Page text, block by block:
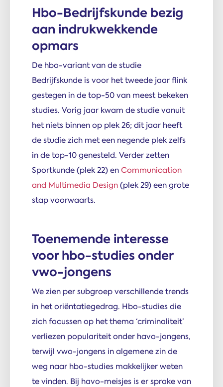
Hbo-Bedrijfskunde bezig
aan indrukwekkende
opmars
De hbo-variant van de studie
Bedrijfskunde is voor het tweede jaar flink
gestegen in de top-50 van meest bekeken
studies. Vorig jaar kwam de studie vanuit
het niets binnen op plek 26; dit jaar heeft
de studie zich met een negende plek zelfs
in de top-10 genesteld. Verder zetten
Sportkunde (plek 22) enCommunication
and Multimedia Design(plek 29) een grote
stap voorwaarts.
Toenemende interesse
voor hbo-studies onder
vwo-jongens
We zien per subgroep verschillende trends
in het oriëntatiegedrag. Hbo-studies die
zich focussen op het thema ‘criminaliteit’
verliezen populariteit onder havo-jongens,
terwijl vwo-jongens in algemene zin de
weg naar hbo-studies makkelijker weten
te vinden. Bij havo-meisjes is er sprake van